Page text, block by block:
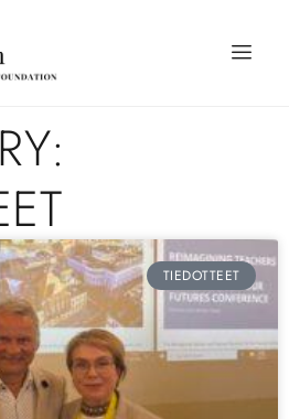
TIEDOTTEET